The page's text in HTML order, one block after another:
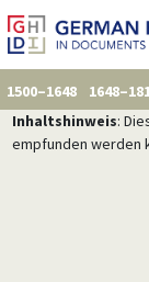
1500–1648
Inhaltshinweis:
empfunden werden